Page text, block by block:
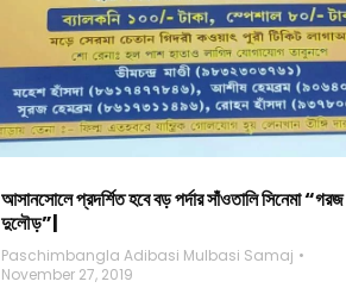
আসানসোলে প্রদর্শিত হবে বড় পর্দার সাঁওতালি সিনেমা “গরজ
দুলৌড়”|
Paschimbangla Adibasi Mulbasi Samaj
November 27, 2019